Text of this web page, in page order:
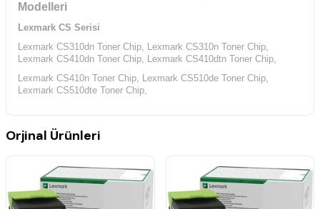
Modelleri
Lexmark CS Serisi
Lexmark CS310dn Toner Chip, Lexmark CS310n Toner Chip,
Lexmark CS410dn Toner Chip, Lexmark CS410dtn Toner Chip,
Lexmark CS410n Toner Chip, Lexmark CS510de Toner Chip,
Lexmark CS510dte Toner Chip,
Orjinal Ürünleri